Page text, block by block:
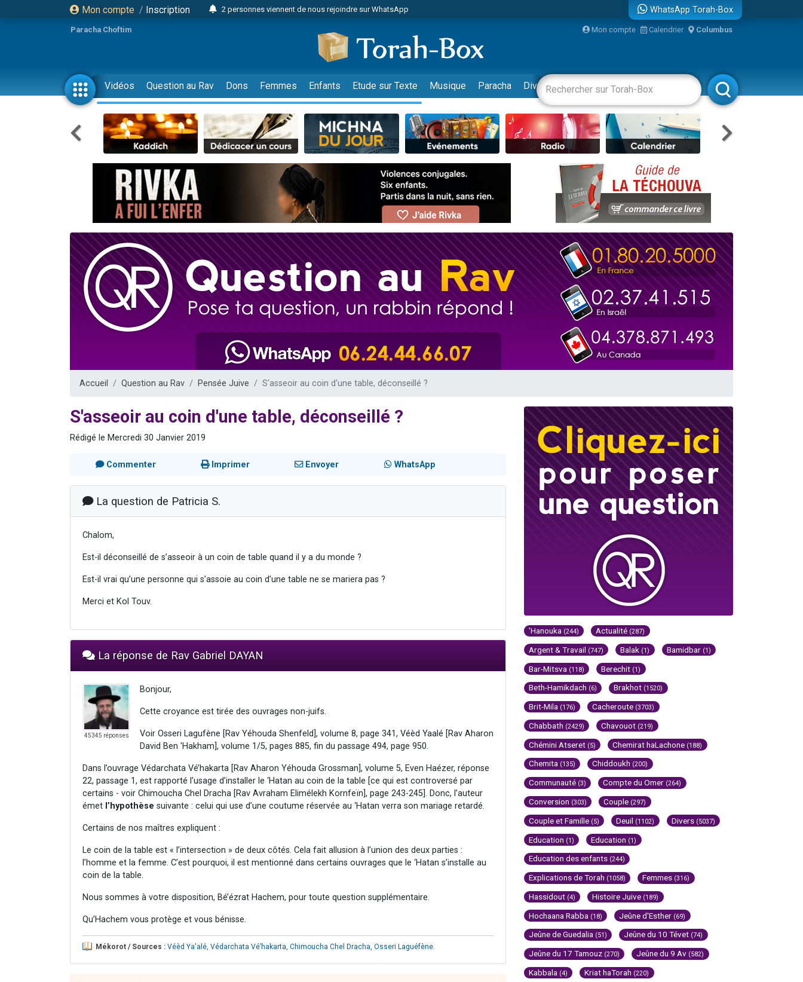
Mon compte / Inscription
2 personnes viennent de nous rejoindre sur WhatsApp
3 personnes viennent de faire un don pour Événements Torah-Box
2 personnes viennent de faire un don pour Tsédaka : pauvres d'Israel
3 personnes viennent de nous rejoindre sur WhatsApp
11 personnes viennent de demander une bénédiction
3 personnes viennent de faire un don pour Diane, 80 ans, dans un appartement insalubre
Il reste 49 places pour étudier en groupe sur Zoom
2 personnes viennent de nous rejoindre sur WhatsApp
29 personnes viennent de demander une bénédiction
Il reste 49 places pour étudier en groupe sur Zoom
2 personnes viennent de nous rejoindre sur WhatsApp
6 personnes viennent de nous rejoindre sur WhatsApp
4 personnes viennent de faire un don pour Reloger Rivka, 6 enfants, victime de violences...
2 personnes viennent de faire un don pour 1 Journée de Vacances Pour les Enfants
17 personnes viennent de demander une bénédiction
Il reste 49 places pour étudier en groupe sur Zoom
Eva vient de donner son Maasser
Eli vient de donner son Maasser
WhatsApp Torah-Box
Paracha Choftim Mon compte Calendrier Columbus
Vidéos Question au Rav Dons Femmes Enfants Etude sur Texte Musique Paracha Divertissements Livres Rabbanim
Accueil Question au Rav Pensée Juive S'asseoir au coin d'une table, déconseillé ?
S'asseoir au coin d'une table, déconseillé ?
Rédigé le Mercredi 30 Janvier 2019
Commenter Imprimer Envoyer WhatsApp
La question de Patricia S.
Chalom,
Est-il déconseillé de s’asseoir à un coin de table quand il y a du monde ?
Est-il vrai qu’une personne qui s’assoie au coin d’une table ne se mariera pas ?
Merci et Kol Touv.
La réponse de Rav Gabriel DAYAN
45345 réponses
Bonjour,
Cette croyance est tirée des ouvrages non-juifs.
Voir Osseri Lagufène [Rav Yéhouda Shenfeld], volume 8, page 341, Véèd Yaalé [Rav Aharon
David Ben 'Hakham], volume 1/5, pages 885, fin du passage 494, page 950.
Dans l’ouvrage Védarchata Vé’hakarta [Rav Aharon Yéhouda Grossman], volume 5, Even Haézer, réponse
22, passage 1, est rapporté l’usage d’installer le ‘Hatan au coin de la table [ce qui est controversé par
certains - voir Chimoucha Chel Dracha [Rav Avraham Elimélekh Kornfeïn], page 243-245]. Donc, l’auteur
émet l’hypothèse suivante : celui qui use d’une coutume réservée au ‘Hatan verra son mariage retardé.
Certains de nos maîtres expliquent :
Le coin de la table est « l’intersection » de deux côtés. Cela fait allusion à l’union des deux parties :
l’homme et la femme. C’est pourquoi, il est mentionné dans certains ouvrages que le ‘Hatan s’installe au
coin de la table.
Nous sommes à votre disposition, Bé’ézrat Hachem, pour toute question supplémentaire.
Qu’Hachem vous protège et vous bénisse.
Mékorot / Sources : Véèd Ya'alé Védarchata Vé’hakarta Chimoucha Chel Dracha Osseri Laguéfène
'Hanouka (244) Actualité (287)
Argent & Travail (747) Balak (1) Bamidbar (1)
Bar-Mitsva (118) Berechit (1)
Beth-Hamikdach (6) Brakhot (1520)
Brit-Mila (176) Cacheroute (3703)
Chabbath (2429) Chavouot (219)
Chémini Atseret (5) Chemirat haLachone (188)
Chemita (135) Chiddoukh (200)
Communauté (3) Compte du Omer (264)
Conversion (303) Couple (297)
Couple et Famille (5) Deuil (1102) Divers (5037)
Education (1) Education (1)
Education des enfants (244)
Explications de Torah (1058) Femmes (316)
Hassidout (4) Histoire Juive (189)
Hochaana Rabba (18) Jeûne d'Esther (69)
Jeûne de Guedalia (51) Jeûne du 10 Tévet (74)
Jeûne du 17 Tamouz (270) Jeûne du 9 Av (582)
Kabbala (4) Kriat haTorah (220)